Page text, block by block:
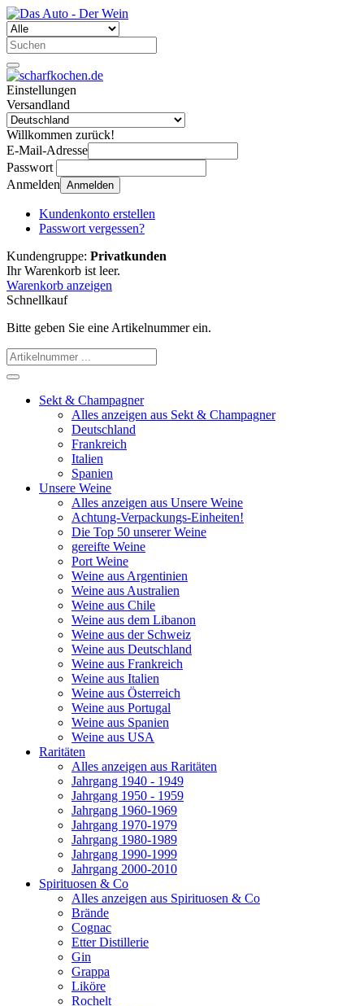
Einstellungen
Versandland
Willkommen zurück!
E-Mail-Adresse
Passwort
Anmelden Anmelden
Kundenkonto erstellen
Passwort vergessen?
Kundengruppe: Privatkunden
Ihr Warenkorb ist leer.
Warenkorb anzeigen
Schnellkauf
Bitte geben Sie eine Artikelnummer ein.
Sekt & Champagner
Alles anzeigen aus Sekt & Champagner
Deutschland
Frankreich
Italien
Spanien
Unsere Weine
Alles anzeigen aus Unsere Weine
Achtung-Verpackungs-Einheiten!
Die Top 50 unserer Weine
gereifte Weine
Port Weine
Weine aus Argentinien
Weine aus Australien
Weine aus Chile
Weine aus dem Libanon
Weine aus der Schweiz
Weine aus Deutschland
Weine aus Frankreich
Weine aus Italien
Weine aus Österreich
Weine aus Portugal
Weine aus Spanien
Weine aus USA
Raritäten
Alles anzeigen aus Raritäten
Jahrgang 1940 - 1949
Jahrgang 1950 - 1959
Jahrgang 1960-1969
Jahrgang 1970-1979
Jahrgang 1980-1989
Jahrgang 1990-1999
Jahrgang 2000-2010
Spirituosen & Co
Alles anzeigen aus Spirituosen & Co
Brände
Cognac
Etter Distillerie
Gin
Grappa
Liköre
Rochelt